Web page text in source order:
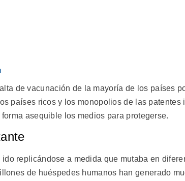
de vacunación de la mayoría de los países
países ricos y los monopolios de las patentes
asequible los medios para protegerse.
replicándose a medida que mutaba en
de huéspedes humanos han generado